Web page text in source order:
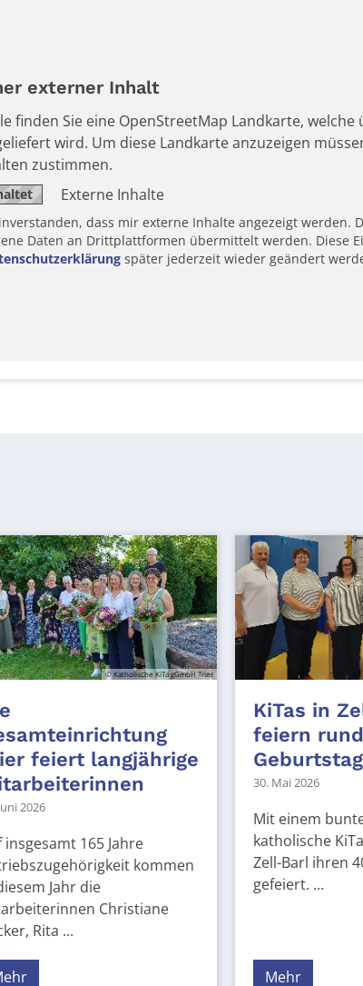
externer Inhalt
finden Sie eine OpenStreetMap Landkarte,
wird. Um diese Landkarte anzuzeigen
zustimmen.
Externe Inhalte
dass mir externe Inhalte angezeigt werden.
Daten an Drittplattformen übermittelt werden. Diese
später jederzeit wieder geändert
© Katholische KiTa gGmbH Trier
feiert langjährige
2026
insgesamt 165 Jahre
kommen
Jahr die
Christiane
Rita ...
KiTas in
feiern
30. Mai 2026
Mit einem
katholische
Zell-Barl ihren
gefeiert. ...
Mehr